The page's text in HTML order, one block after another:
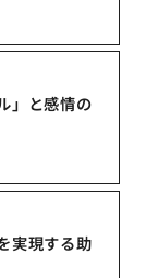
」と感情の
実現する助